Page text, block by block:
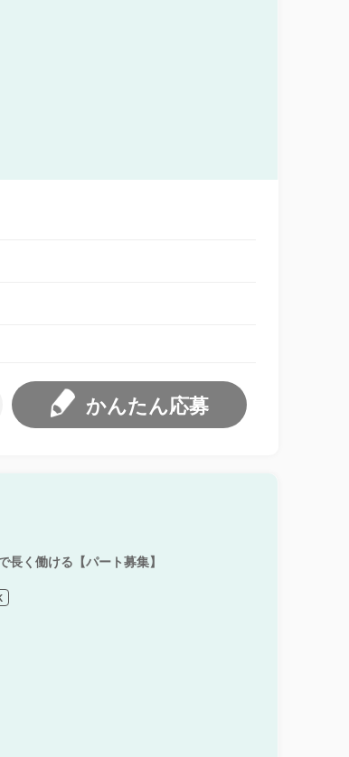
かんたん応募
く働ける【パート募集】